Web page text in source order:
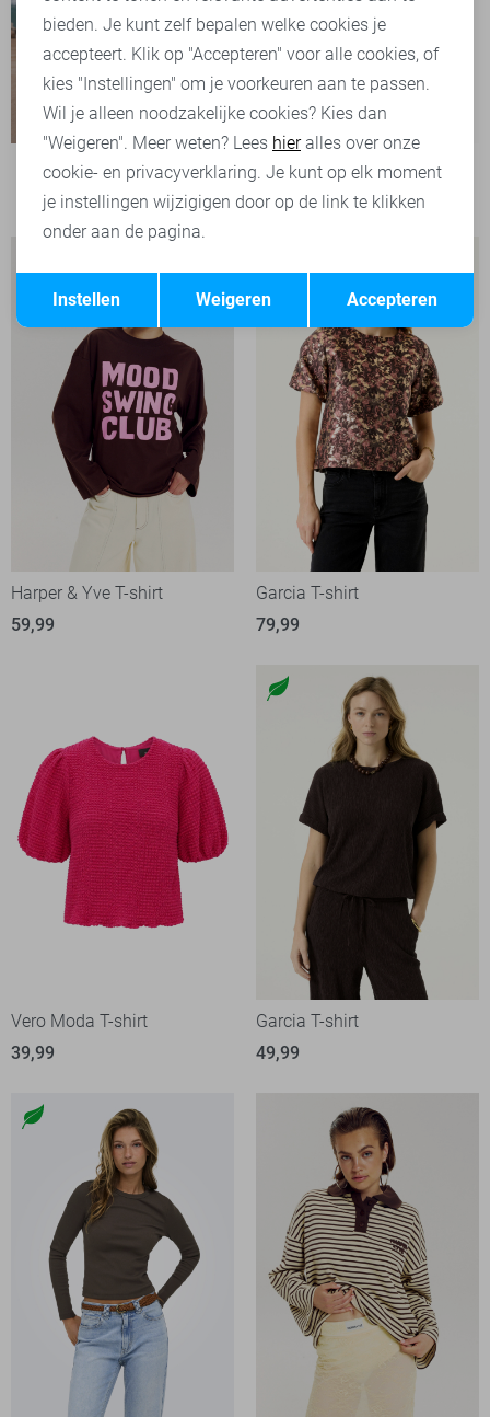
Noisy may T-shirt
26,99
Harper & Yve T-shirt
59,99
Garcia T-shirt
79,99
Vero Moda T-shirt
39,99
Garcia T-shirt
49,99
Terug Opslaan
bieden. Je kunt zelf bepalen welke cookies je
accepteert. Klik op "Accepteren" voor alle cookies, of
kies "Instellingen" om je voorkeuren aan te passen.
Wil je alleen noodzakelijke cookies? Kies dan
"Weigeren". Meer weten? Lees hieralles over onze
cookie- en privacyverklaring. Je kunt op elk moment
je instellingen wijzigigen door op de link te klikken
onder aan de pagina.
Accepteren
Weigeren
Instellen